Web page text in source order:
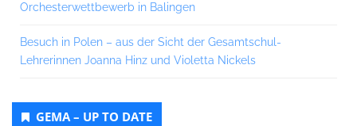
Orchesterwettbewerb in Balingen
Besuch in Polen – aus der Sicht der Gesamtschul-
Lehrerinnen Joanna Hinz und Violetta Nickels
GEMA – UP TO DATE